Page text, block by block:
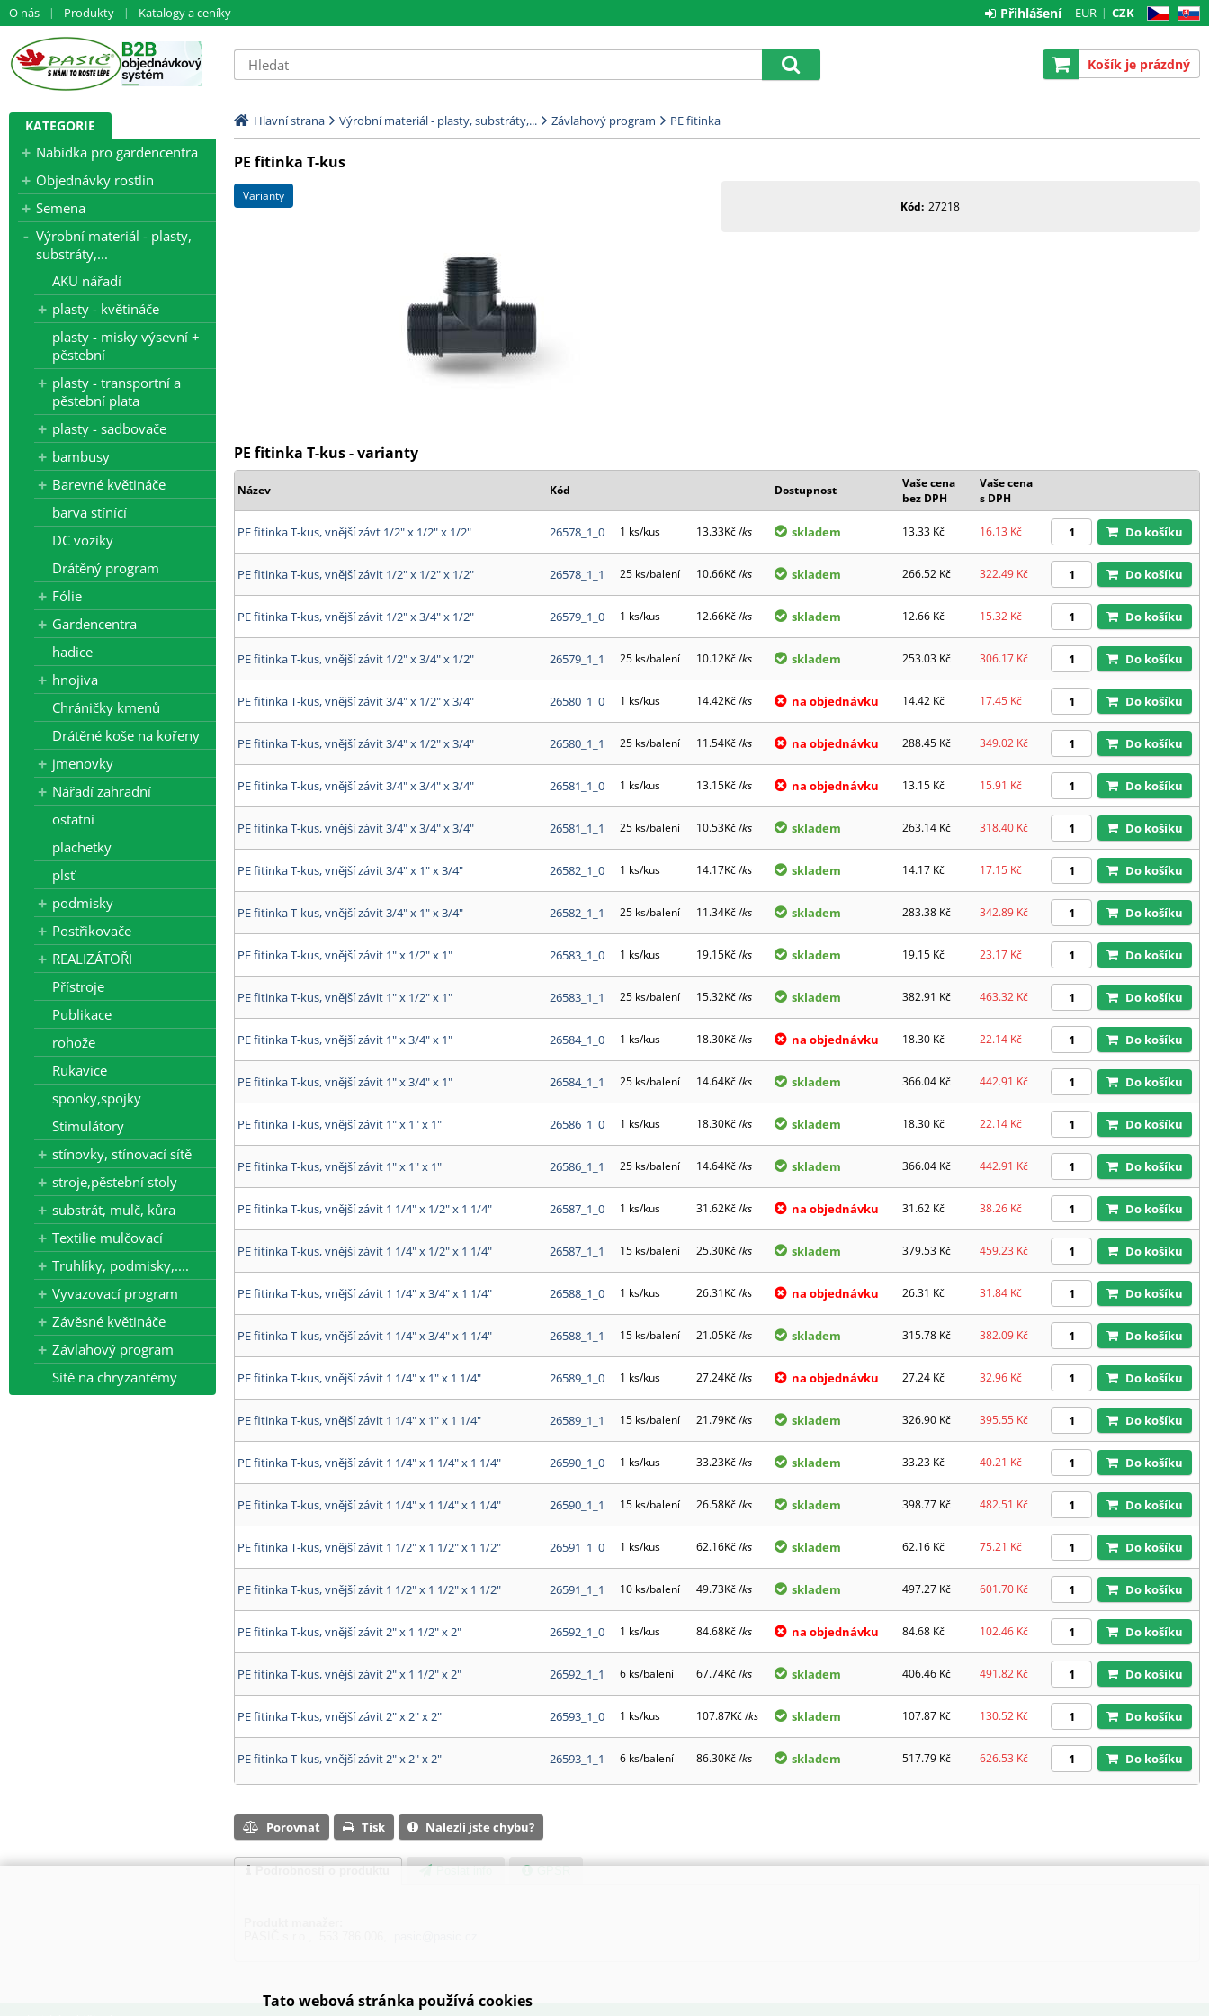
O nás Produkty Katalogy a ceníky CZ SK
EUR CZK
Přihlášení
Košík je prázdný
KATEGORIE
Nabídka pro gardencentra
Objednávky rostlin
Semena
Výrobní materiál - plasty,
substráty,...
AKU nářadí
plasty - květináče
plasty - misky výsevní +
pěstební
plasty - transportní a
pěstební plata
plasty - sadbovače
bambusy
Barevné květináče
barva stínící
DC vozíky
Drátěný program
Fólie
Gardencentra
hadice
hnojiva
Chráničky kmenů
Drátěné koše na kořeny
jmenovky
Nářadí zahradní
ostatní
plachetky
plsť
podmisky
Postřikovače
REALIZÁTOŘI
Přístroje
Publikace
rohože
Rukavice
sponky,spojky
Stimulátory
stínovky, stínovací sítě
stroje,pěstební stoly
substrát, mulč, kůra
Textilie mulčovací
Truhlíky, podmisky,....
Vyvazovací program
Závěsné květináče
Závlahový program
Sítě na chryzantémy
Hlavní strana Výrobní materiál - plasty, substráty,... Závlahový program PE fitinka
PE fitinka T-kus
varianty
Kód 27218
PE fitinka T-kus - varianty
Název Kód Dostupnost
Vaše cena
bez DPH
Vaše cena
s DPH
PE fitinka T-kus, vnější závt 1/2" x 1/2" x 1/2" 26578_1_0 1 ks/kus 13.33Kč /ks skladem 13.33 Kč 16.13 Kč Do košíku
PE fitinka T-kus, vnější závit 1/2" x 1/2" x 1/2" 26578_1_1 25 ks/balení 10.66Kč /ks skladem 266.52 Kč 322.49 Kč Do košíku
PE fitinka T-kus, vnější závit 1/2" x 3/4" x 1/2" 26579_1_0 1 ks/kus 12.66Kč /ks skladem 12.66 Kč 15.32 Kč Do košíku
PE fitinka T-kus, vnější závit 1/2" x 3/4" x 1/2" 26579_1_1 25 ks/balení 10.12Kč /ks skladem 253.03 Kč 306.17 Kč Do košíku
PE fitinka T-kus, vnější závit 3/4" x 1/2" x 3/4" 26580_1_0 1 ks/kus 14.42Kč /ks na objednávku 14.42 Kč 17.45 Kč Do košíku
PE fitinka T-kus, vnější závit 3/4" x 1/2" x 3/4" 26580_1_1 25 ks/balení 11.54Kč /ks na objednávku 288.45 Kč 349.02 Kč Do košíku
PE fitinka T-kus, vnější závit 3/4" x 3/4" x 3/4" 26581_1_0 1 ks/kus 13.15Kč /ks na objednávku 13.15 Kč 15.91 Kč Do košíku
PE fitinka T-kus, vnější závit 3/4" x 3/4" x 3/4" 26581_1_1 25 ks/balení 10.53Kč /ks skladem 263.14 Kč 318.40 Kč Do košíku
PE fitinka T-kus, vnější závit 3/4" x 1" x 3/4" 26582_1_0 1 ks/kus 14.17Kč /ks skladem 14.17 Kč 17.15 Kč Do košíku
PE fitinka T-kus, vnější závit 3/4" x 1" x 3/4" 26582_1_1 25 ks/balení 11.34Kč /ks skladem 283.38 Kč 342.89 Kč Do košíku
PE fitinka T-kus, vnější závit 1" x 1/2" x 1" 26583_1_0 1 ks/kus 19.15Kč /ks skladem 19.15 Kč 23.17 Kč Do košíku
PE fitinka T-kus, vnější závit 1" x 1/2" x 1" 26583_1_1 25 ks/balení 15.32Kč /ks skladem 382.91 Kč 463.32 Kč Do košíku
PE fitinka T-kus, vnější závit 1" x 3/4" x 1" 26584_1_0 1 ks/kus 18.30Kč /ks na objednávku 18.30 Kč 22.14 Kč Do košíku
PE fitinka T-kus, vnější závit 1" x 3/4" x 1" 26584_1_1 25 ks/balení 14.64Kč /ks skladem 366.04 Kč 442.91 Kč Do košíku
PE fitinka T-kus, vnější závit 1" x 1" x 1" 26586_1_0 1 ks/kus 18.30Kč /ks skladem 18.30 Kč 22.14 Kč Do košíku
PE fitinka T-kus, vnější závit 1" x 1" x 1" 26586_1_1 25 ks/balení 14.64Kč /ks skladem 366.04 Kč 442.91 Kč Do košíku
PE fitinka T-kus, vnější závit 1 1/4" x 1/2" x 1 1/4" 26587_1_0 1 ks/kus 31.62Kč /ks na objednávku 31.62 Kč 38.26 Kč Do košíku
PE fitinka T-kus, vnější závit 1 1/4" x 1/2" x 1 1/4" 26587_1_1 15 ks/balení 25.30Kč /ks skladem 379.53 Kč 459.23 Kč Do košíku
PE fitinka T-kus, vnější závit 1 1/4" x 3/4" x 1 1/4" 26588_1_0 1 ks/kus 26.31Kč /ks na objednávku 26.31 Kč 31.84 Kč Do košíku
PE fitinka T-kus, vnější závit 1 1/4" x 3/4" x 1 1/4" 26588_1_1 15 ks/balení 21.05Kč /ks skladem 315.78 Kč 382.09 Kč Do košíku
PE fitinka T-kus, vnější závit 1 1/4" x 1" x 1 1/4" 26589_1_0 1 ks/kus 27.24Kč /ks na objednávku 27.24 Kč 32.96 Kč Do košíku
PE fitinka T-kus, vnější závit 1 1/4" x 1" x 1 1/4" 26589_1_1 15 ks/balení 21.79Kč /ks skladem 326.90 Kč 395.55 Kč Do košíku
PE fitinka T-kus, vnější závit 1 1/4" x 1 1/4" x 1 1/4" 26590_1_0 1 ks/kus 33.23Kč /ks skladem 33.23 Kč 40.21 Kč Do košíku
PE fitinka T-kus, vnější závit 1 1/4" x 1 1/4" x 1 1/4" 26590_1_1 15 ks/balení 26.58Kč /ks skladem 398.77 Kč 482.51 Kč Do košíku
PE fitinka T-kus, vnější závit 1 1/2" x 1 1/2" x 1 1/2" 26591_1_0 1 ks/kus 62.16Kč /ks skladem 62.16 Kč 75.21 Kč Do košíku
PE fitinka T-kus, vnější závit 1 1/2" x 1 1/2" x 1 1/2" 26591_1_1 10 ks/balení 49.73Kč /ks skladem 497.27 Kč 601.70 Kč Do košíku
PE fitinka T-kus, vnější závit 2" x 1 1/2" x 2" 26592_1_0 1 ks/kus 84.68Kč /ks na objednávku 84.68 Kč 102.46 Kč Do košíku
PE fitinka T-kus, vnější závit 2" x 1 1/2" x 2" 26592_1_1 6 ks/balení 67.74Kč /ks skladem 406.46 Kč 491.82 Kč Do košíku
PE fitinka T-kus, vnější závit 2" x 2" x 2" 26593_1_0 1 ks/kus 107.87Kč /ks skladem 107.87 Kč 130.52 Kč Do košíku
PE fitinka T-kus, vnější závit 2" x 2" x 2" 26593_1_1 6 ks/balení 86.30Kč /ks skladem 517.79 Kč 626.53 Kč Do košíku
Porovnat Tisk Nalezli jste chybu?
Podrobnosti o produktu Poslat info GPSR
Tato webová stránka používá cookies